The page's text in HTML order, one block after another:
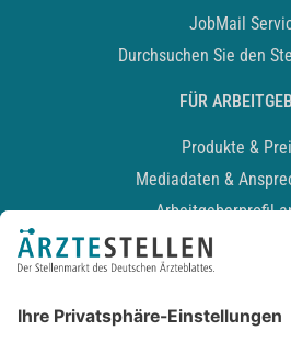
JobMail
Durchsuchen Sie den
FÜR
Produkte &
Mediadaten &
Arbeitgeberprofil
Recruiting-